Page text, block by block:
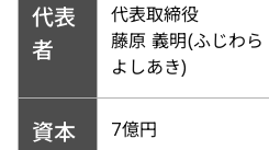
代表
者
代表取締役
藤原 義明(ふじわら
よしあき)
資本
7億円